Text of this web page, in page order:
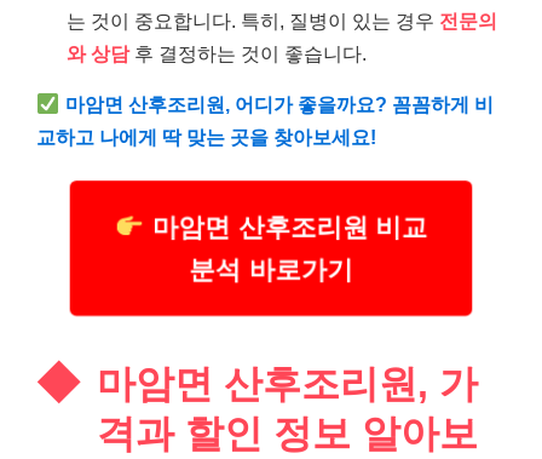
는 것이 중요합니다. 특히, 질병이 있는 경우 전문의
와 상담후 결정하는 것이 좋습니다.
마암면 산후조리원, 어디가 좋을까요? 꼼꼼하게 비
교하고 나에게 딱 맞는 곳을 찾아보세요!
마암면 산후조리원 비교
분석 바로가기
마암면 산후조리원, 가
격과 할인 정보 알아보